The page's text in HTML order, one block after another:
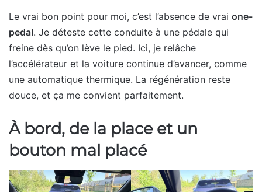
Le vrai bon point pour moi, c’est l’absence de vrai one-
pedal. Je déteste cette conduite à une pédale qui
freine dès qu’on lève le pied. Ici, je relâche
l’accélérateur et la voiture continue d’avancer, comme
une automatique thermique. La régénération reste
douce, et ça me convient parfaitement.
À bord, de la place et un
bouton mal placé